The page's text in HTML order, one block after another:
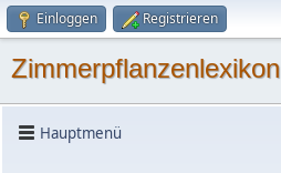
Einloggen Registrieren
Zimmerpflanzenlexikon
Hauptmenü